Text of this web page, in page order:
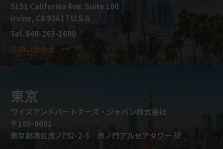
5151 California Ave. Suite 100
Irvine, CA 92617 U.S.A.
Tel. 949-263-1600
お問い合わせ
東京
ワイズアンドパートナーズ・ジャパン株式会社
〒105-0001
東京都港区虎ノ門2-2-3 虎ノ門アルセアタワー 3F